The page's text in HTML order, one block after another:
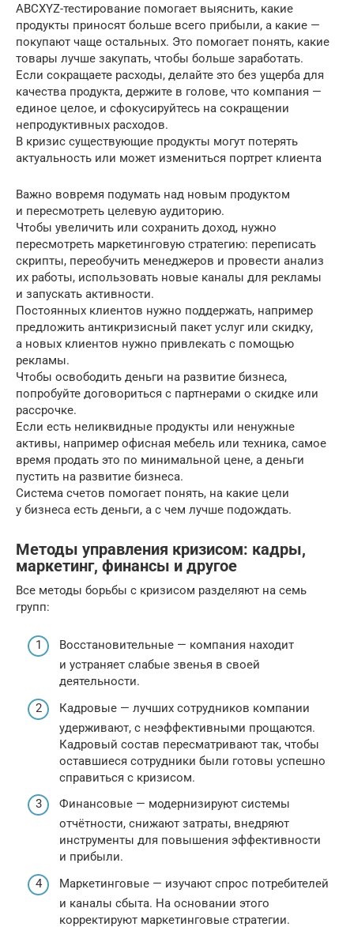
ABCXYZ-тестирование помогает выяснить, какие
продукты приносят больше всего прибыли, а какие —
покупают чаще остальных. Это помогает понять, какие
товары лучше закупать, чтобы больше заработать.
Если сокращаете расходы, делайте это без ущерба для
качества продукта, держите в голове, что компания —
единое целое, и сфокусируйтесь на сокращении
непродуктивных расходов.
В кризис существующие продукты могут потерять
актуальность или может измениться портрет клиента
Важно вовремя подумать над новым продуктом
и пересмотреть целевую аудиторию.
Чтобы увеличить или сохранить доход, нужно
пересмотреть маркетинговую стратегию: переписать
скрипты, переобучить менеджеров и провести анализ
их работы, использовать новые каналы для рекламы
и запускать активности.
Постоянных клиентов нужно поддержать, например
предложить антикризисный пакет услуг или скидку,
а новых клиентов нужно привлекать с помощью
рекламы.
Чтобы освободить деньги на развитие бизнеса,
попробуйте договориться с партнерами о скидке или
рассрочке.
Если есть неликвидные продукты или ненужные
активы, например офисная мебель или техника, самое
время продать это по минимальной цене, а деньги
пустить на развитие бизнеса.
Система счетов помогает понять, на какие цели
у бизнеса есть деньги, а с чем лучше подождать.
Методы управления кризисом: кадры,
маркетинг, финансы и другое
Все методы борьбы с кризисом разделяют на семь
групп:
Восстановительные — компания находит
и устраняет слабые звенья в своей
деятельности.
Кадровые — лучших сотрудников компании
удерживают, с неэффективными прощаются.
Кадровый состав пересматривают так, чтобы
оставшиеся сотрудники были готовы успешно
справиться с кризисом.
Финансовые — модернизируют системы
отчётности, снижают затраты, внедряют
инструменты для повышения эффективности
и прибыли.
Маркетинговые — изучают спрос потребителей
и каналы сбыта. На основании этого
корректируют маркетинговые стратегии.